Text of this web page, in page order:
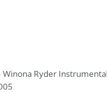
Winona Ryder